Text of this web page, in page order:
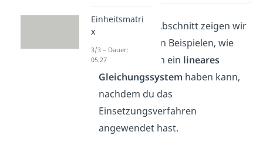
Im nächsten Abschnitt zeigen wir
dir anhand von Beispielen, wie
viele Lösungen ein lineares
Gleichungssystemhaben kann,
nachdem du das
Einsetzungsverfahren
angewendet hast.
Einheitsmatri
x
3/3 – Dauer:
05:27